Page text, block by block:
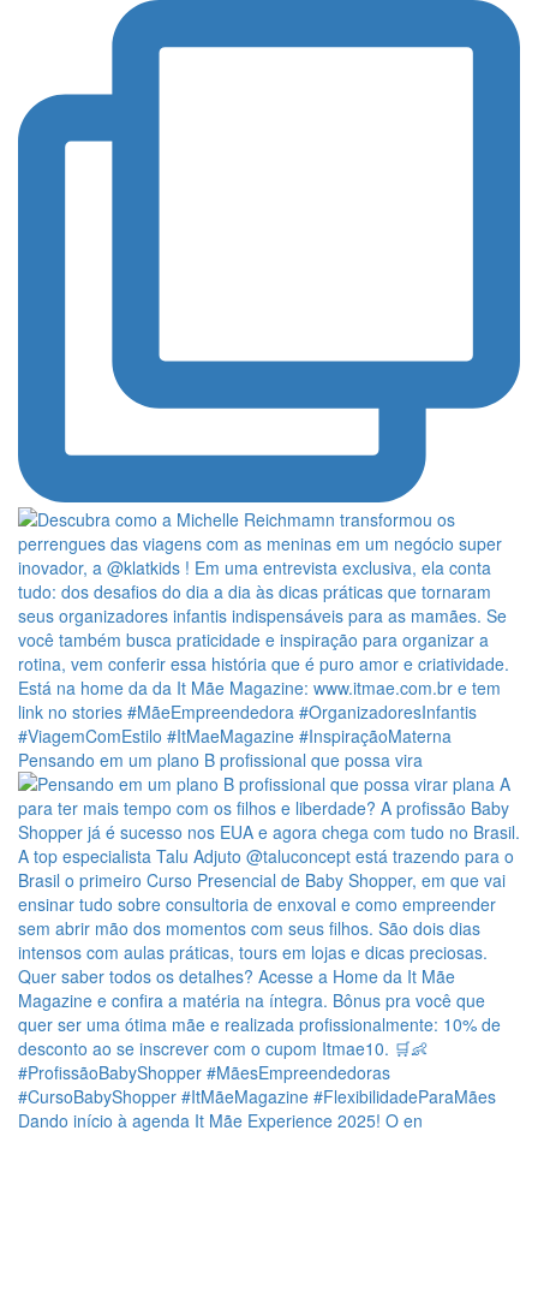
Pensando em um plano B profissional que possa vira
Dando início à agenda It Mãe Experience 2025! O en